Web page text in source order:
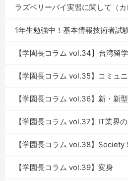
ラズベリーパイ実習に関して（カ
1年生勉強中！基本情報技術者試
【学園長コラム vol.34】台湾留
【学園長コラム vol.35】コミュ
【学園長コラム vol.36】新・新
【学園長コラム vol.37】IT業界
【学園長コラム vol.38】Society
【学園長コラム vol.39】変身